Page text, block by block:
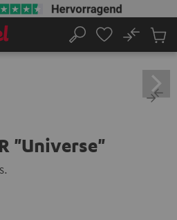
Suche
No
"Universe"